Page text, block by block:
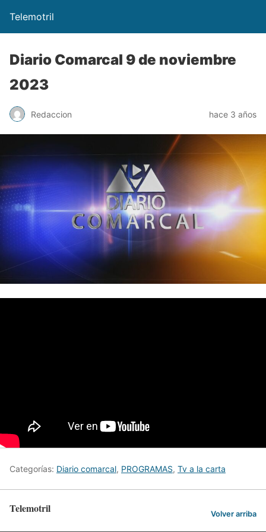
Telemotril
Diario Comarcal 9 de noviembre
2023
Redaccion hace 3 años
Categorías: Diario comarcal, PROGRAMAS, Tv a la carta
Telemotril Volver arriba